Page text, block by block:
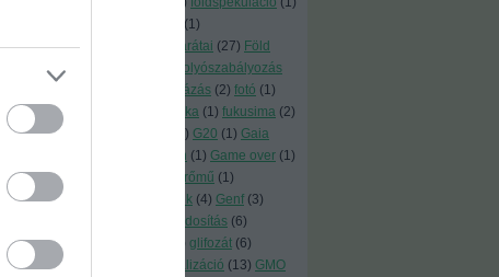
(1)
földzsákmánylás
föld barátai (27) Föld
Barátai
folyószabályozás
fosszilisberuházás (2) fotó (1)
friendsoftheearth
Fukuoka (1) fukusima (2)
fűszernövények
) G20 (1) Gaia
GameOn (1) Game over (1)
gáz
(8) gázerőmű (1)
gázkivezetés
gázvezeték (4) Genf (3)
génmódosítás (6)
génpiszka
glifozát (6)
globális akciónap
globalizáció (13) GMO